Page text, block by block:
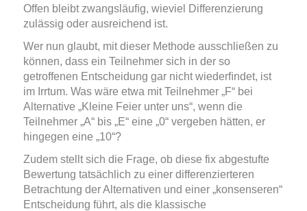
Offen bleibt zwangsläuﬁg, wieviel Differenzierung
zulässig oder ausreichend ist.
Wer nun glaubt, mit dieser Methode ausschließen zu
können, dass ein Teilnehmer sich in der so
getroffenen Entscheidung gar nicht wiederﬁndet, ist
im Irrtum. Was wäre etwa mit Teilnehmer „F“ bei
Alternative „Kleine Feier unter uns“, wenn die
Teilnehmer „A“ bis „E“ eine „0“ vergeben hätten, er
hingegen eine „10“?
Zudem stellt sich die Frage, ob diese fix abgestufte
Bewertung tatsächlich zu einer differenzierteren
Betrachtung der Alternativen und einer „konsenseren“
Entscheidung führt, als die klassische